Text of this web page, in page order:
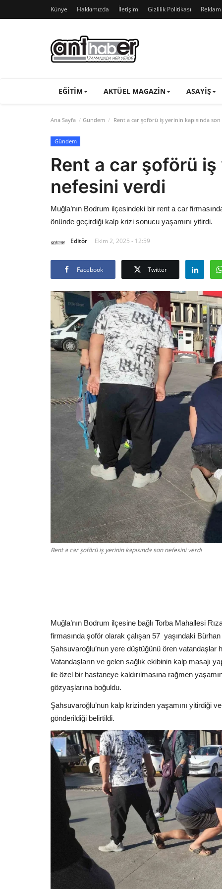
Künye Hakkımızda İletişim Gizlilik Politikası
EĞITIM AKTÜEL MAGAZIN ASAYIŞ
Ana Sayfa Gündem Rent a car şoförü iş yerinin kapısında
Gündem
Rent a car şoförü iş
nefesini verdi
Muğla’nın Bodrum ilçesindeki bir rent a car
önünde geçirdiği kalp krizi sonucu yaşamını yitirdi.
Editör Ekim 2, 2025 - 12:59
Facebook Twitter
Rent a car şoförü iş yerinin kapısında son nefesini verdi
Muğla’nın Bodrum ilçesine bağlı Torba Mahallesi
firmasında şoför olarak çalışan 57 yaşındaki
Şahsuvaroğlu’nun yere düştüğünü ören vatandaşlar
Vatandaşların ve gelen sağlık ekibinin kalp masajı
ile özel bir hastaneye kaldırılmasına rağmen
gözyaşlarına boğuldu.
Şahsuvaroğlu’nun kalp krizinden yaşamını yitirdiği
gönderildiği belirtildi.